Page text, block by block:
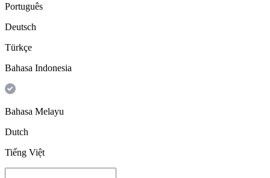
Português
Deutsch
Türkçe
Bahasa Indonesia
Bahasa Melayu
Dutch
Tiếng Việt